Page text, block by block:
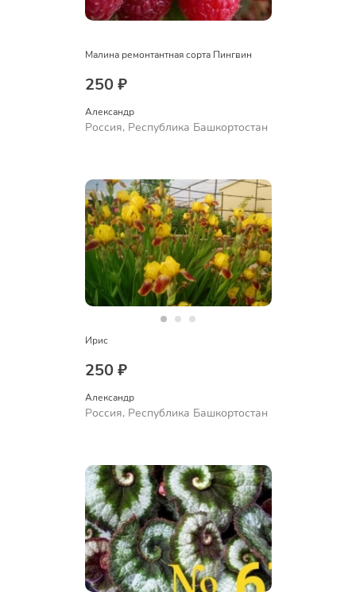
Малина ремонтантная сорта Пингвин
250 ₽
Александр
Россия, Республика Башкортостан
Ирис
250 ₽
Александр
Россия, Республика Башкортостан